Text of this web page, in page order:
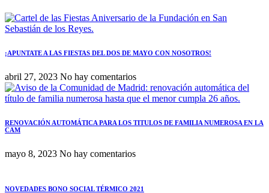
¡APUNTATE A LAS FIESTAS DEL DOS DE MAYO CON NOSOTROS!
abril 27, 2023 No hay comentarios
RENOVACIÓN AUTOMÁTICA PARA LOS TITULOS DE FAMILIA NUMEROSA EN LA
CAM
mayo 8, 2023 No hay comentarios
NOVEDADES BONO SOCIAL TÉRMICO 2021